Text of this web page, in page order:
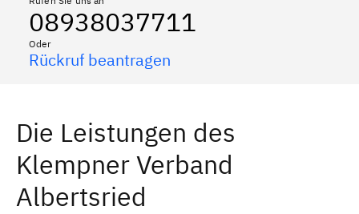
08938037711
Oder
Rückruf beantragen
Die Leistungen des
Klempner Verband
Albertsried